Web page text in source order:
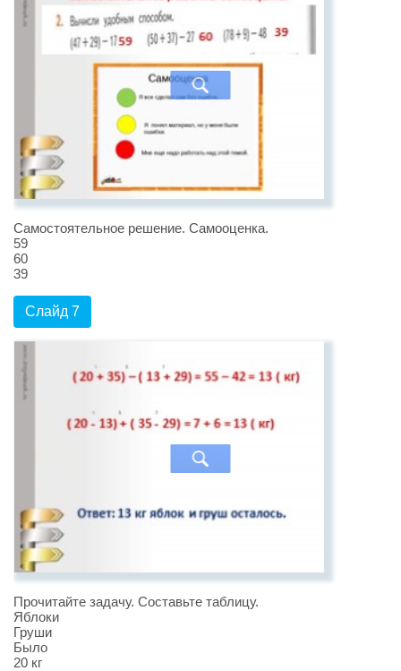
Самостоятельное решение. Самооценка.
59
60
39
Слайд 7
Прочитайте задачу. Составьте таблицу.
Яблоки
Груши
Было
20 кг